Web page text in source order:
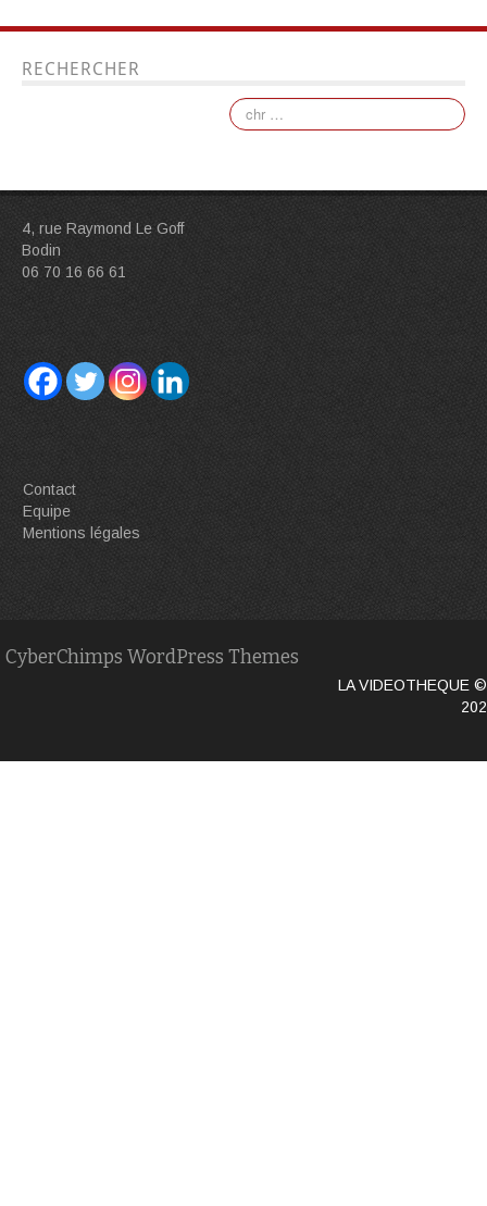
RECHERCHER
4, rue Raymond Le Goff
Bodin
06 70 16 66 61
Contact
Equipe
Mentions légales
CyberChimps WordPress Themes
LA VIDEOTHEQUE ©
202